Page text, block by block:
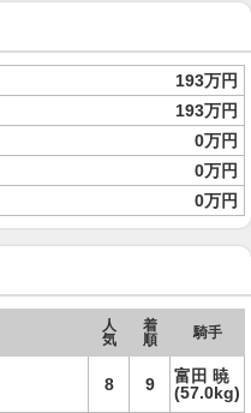
193万円
193万円
0万円
0万円
0万円
人
気
着
順
騎手
8 9
富田 暁
(57.0kg)